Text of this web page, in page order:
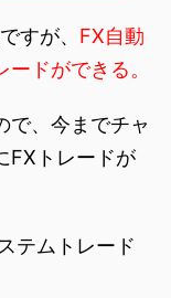
すが、 FX自動
ドができる。
で、今までチャ
FXトレードが
テムトレード